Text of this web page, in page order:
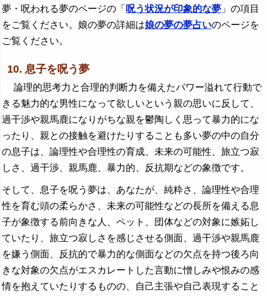
夢・呪われる夢のページの「 呪う状況が印象的な夢 」の項目
をご覧ください。娘の夢の詳細は娘の夢の夢占いのページを
ご覧ください。
10. 息子を呪う夢
論理的思考力と合理的判断力を備えたパワー溢れて行動で
きる魅力的な男性になって欲しいという親の思いに反して、
過干渉や親馬鹿になりがちな親を鬱陶しく思って暴力的にな
ったり、親との接触を避けたりすることも多い夢の中の自分
の息子は、論理性や合理性の育成、未来の可能性、旅立つ寂
しさ、過干渉、親馬鹿、暴力的、反抗期などの象徴です。
そして、息子を呪う夢は、あなたが、純粋さ、論理性や合理
性を育む頭の柔らかさ、未来の可能性などの長所を備える息
子が象徴する前向きな人、ペット、団体などの対象に嫉妬し
ていたり、旅立つ寂しさを感じさせる側面、過干渉や親馬鹿
を嫌う側面、反抗的で暴力的な側面などの欠点を持つ後ろ向
きな対象の欠点がエスカレートした言動に憎しみや恨みの感
情を抱えていたりするものの、自己主張や自己表現すること